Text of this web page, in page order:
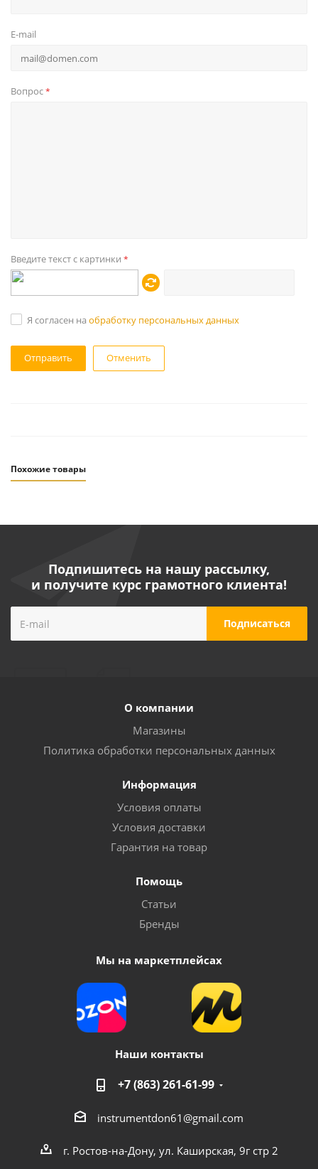
E-mail
Вопрос*
Введите текст с картинки *
Я согласен на обработку персональных данных
Отменить
Похожие товары
Достаточно
Аппарат аргонодуговой сварки FoxWeld SAGGIO
TIG 200 DC Pulse Digital
Аппарат аргонодуговой сварки FoxWeld UNO TIG
Подпишитесь на нашу рассылку,
и получите курс грамотного клиента!
О компании
Магазины
Политика обработки персональных данных
Информация
Условия оплаты
Условия доставки
Гарантия на товар
Помощь
Статьи
Бренды
Мы на маркетплейсах
Наши контакты
+7 (863) 261-61-99
instrumentdon61@gmail.com
г. Ростов-на-Дону, ул. Каширская, 9г стр 2